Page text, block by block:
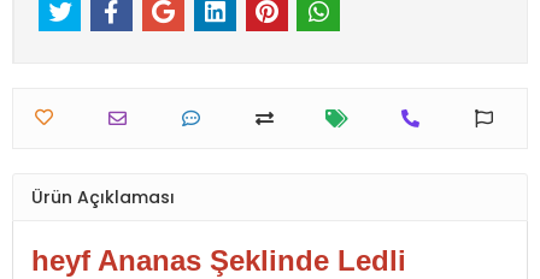
Ürün Açıklaması
heyf Ananas Şeklinde Ledli